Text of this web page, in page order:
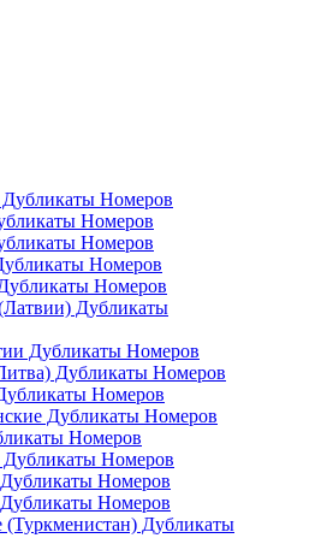
Дубликаты Номеров
Номеров
Номеров
Номеров
Номеров
Дубликаты
Дубликаты Номеров
Дубликаты Номеров
Номеров
Дубликаты Номеров
Номеров
Дубликаты Номеров
Номеров
Номеров
(Туркменистан) Дубликаты